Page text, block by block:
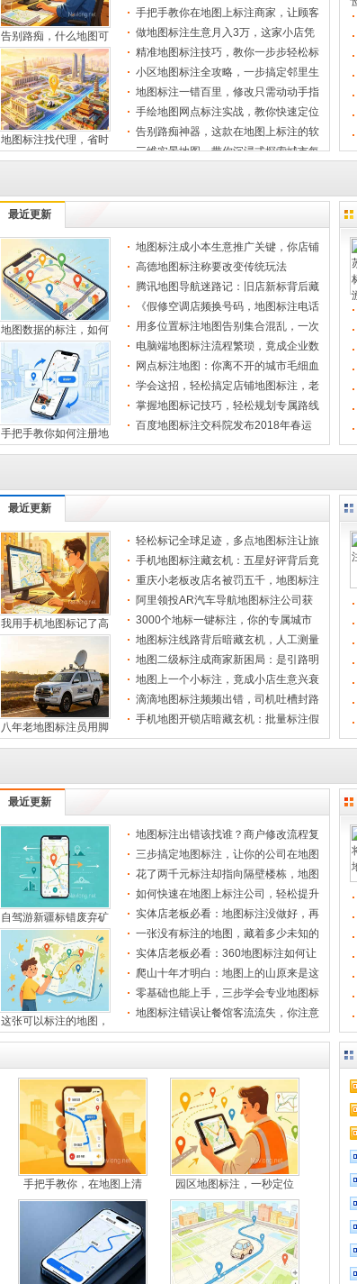
小区地图标注全攻略，
手绘地图网点标注实战
告别路痴神器，这款在
精准医疗地图标注，让
手把手教你做地图标注
厂区图纸标注技巧，助
图吧地图标注系统，让
地图分段标注详解，一
地图标注价格大揭秘，
地图标注免费领取,几
告别路痴，什么地图可
地图标注找代理，省时
手机地图标注小技巧，
手把手教你在地图上标
精准地图标注技巧，教
小区地图标注全攻略，
手绘地图网点标注实战
告别路痴神器，这款在
三维实景地图，带你沉
精准医疗地图标注，让
手把手教你做地图标注
用位置
手把手教你在地图上标注商家，让顾客
轻松找
做地图标注生意月入3万，这家小店凭
什么这
精准地图标注技巧，教你一步步轻松标
记专属
小区地图标注全攻略，一步搞定邻里生
活指引
地图标注一错百里，修改只需动动手指
手绘地图网点标注实战，教你快速定位
关键信
告别路痴神器，这款在地图上标注的软
件让你
三维实景地图，带你沉浸式探索城市每
与管线
图吧地图标注系统，让信息定位更精准
高效
地图分段标注详解，一步步教你轻松搞
定复杂
地图标注价格大揭秘，不同收费模式帮
你省钱
地图标注免费领取,几分钟锁定你的店
铺位置
手机地图标注有什么隐藏功能，这5个
实用技
轻松搞定地图标注，三步教你快速添加
位置信
最近更新
地图数据的标注，如何
手把手教你如何注册地
地市级图鉴：一键标注
地图标注价格大揭秘，
地图标注公司名称，竟
微信地图标注功能更新
地图标注咨询，让每个
地图标注成小本生意推广关键，你店铺
位置在
高德地图标注称要改变传统玩法
腾讯地图导航迷路记：旧店新标背后藏
着人情
《假修空调店频换号码，地图标注电话
竟成“
用多位置标注地图告别集合混乱，一次
搞定露
电脑端地图标注流程繁琐，竟成企业数
字身份
网点标注地图：你离不开的城市毛细血
管，少
学会这招，轻松搞定店铺地图标注，老
板再也
掌握地图标记技巧，轻松规划专属路线
指引
百度地图标注交科院发布2018年春运
出行预测
最近更新
我用手机地图标记了高
八年老地图标注员用脚
告别迷路！地图标注新
花大几千做地图标注却
告别迷路，商场地图标
轻松标记全球足迹，多点地图标注让旅
行一目
手机地图标注藏玄机：五星好评背后竟
是商业
重庆小老板改店名被罚五千，地图标注
背后竟
阿里领投AR汽车导航地图标注公司获
1800万美
3000个地标一键标注，你的专属城市
地图分布
地图标注线路背后暗藏玄机，人工测量
与导航
地图二级标注成商家新困局：是引路明
灯还是
地图上一个小标注，竟成小店生意兴衰
的命脉
滴滴地图标注频频出错，司机吐槽封路
两周仍
手机地图开锁店暗藏玄机：批量标注假
门店，
最近更新
自驾游新疆标错废弃矿
这张可以标注的地图，
地图标注出错该找谁？商户修改流程复
杂似考
三步搞定地图标注，让你的公司在地图
上清晰
花了两千元标注却指向隔壁楼栋，地图
标注行
如何快速在地图上标注公司，轻松提升
客户到
实体店老板必看：地图标注没做好，再
好的火
一张没有标注的地图，藏着多少未知的
风景
实体店老板必看：360地图标注如何让
店铺从
爬山十年才明白：地图上的山原来是这
样标记
零基础也能上手，三步学会专业地图标
注技巧
地图标注错误让餐馆客流流失，你注意
过这营
手把手教你，在地图上清 园区地图标注，一秒定位